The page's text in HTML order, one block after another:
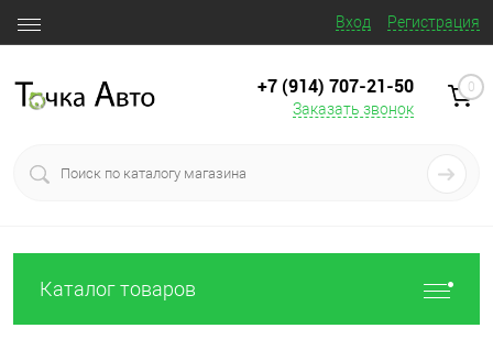
Вход Регистрация
+7 (914) 707‒21‒50
Заказать звонок
0
Каталог товаров